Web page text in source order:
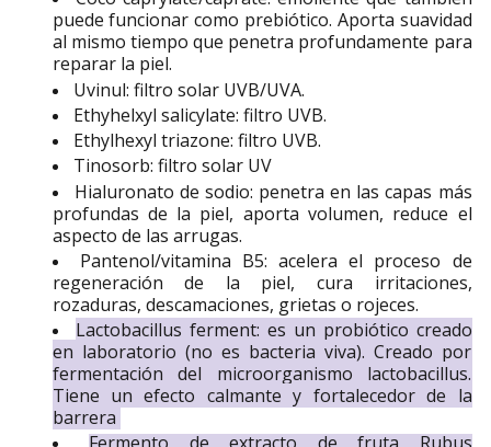
puede funcionar como prebiótico. Aporta suavidad
al mismo tiempo que penetra profundamente para
reparar la piel.
Uvinul: filtro solar UVB/UVA.
Ethyhelxyl salicylate: filtro UVB.
Ethylhexyl triazone: filtro UVB.
Tinosorb: filtro solar UV
Hialuronato de sodio: penetra en las capas más
profundas de la piel, aporta volumen, reduce el
aspecto de las arrugas.
Pantenol/vitamina B5: acelera el proceso de
regeneración de la piel, cura irritaciones,
rozaduras, descamaciones, grietas o rojeces.
Lactobacillus ferment:es un probiótico creado
en laboratorio (no es bacteria viva). Creado por
fermentación del microorganismo lactobacillus.
Tiene un efecto calmante y fortalecedor de la
barrera